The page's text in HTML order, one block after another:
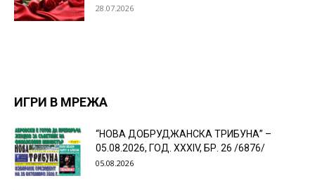
28.07.2026
ИГРИ В МРЕЖА
“НОВА ДОБРУДЖАНСКА ТРИБУНА” –
05.08.2026, ГОД. XXХIV, БР. 26 /6876/
05.08.2026